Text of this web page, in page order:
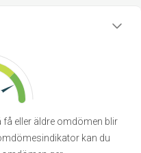
eller äldre omdömen blir
kan du